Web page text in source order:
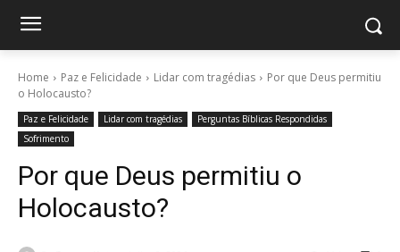
Home Paz e Felicidade Lidar com tragédias
Por que Deus permitiu
o Holocausto?
Paz e Felicidade Lidar com tragédias
Perguntas Bíblicas Respondidas
Sofrimento
Por que Deus permitiu o
Holocausto?